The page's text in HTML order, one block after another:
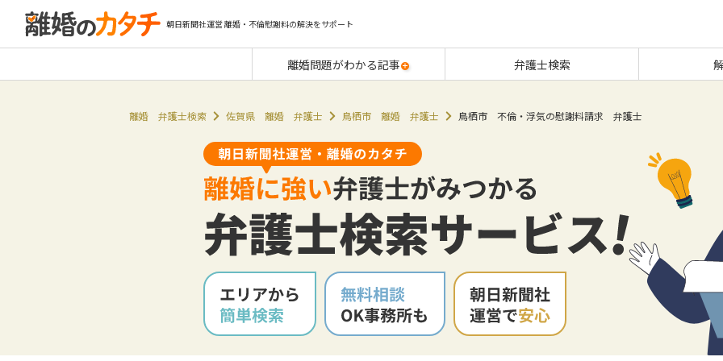
朝日新聞社運営 離婚・不倫慰謝料の解決をサポート
離婚問題がわかる記事 弁護士検索
離婚 弁護士検索 佐賀県 離婚 弁護士 鳥栖市 離婚 弁護士 鳥栖市 不倫・浮気の慰謝料請求 弁護士